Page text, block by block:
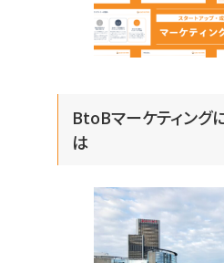
BtoBマーケティング
は